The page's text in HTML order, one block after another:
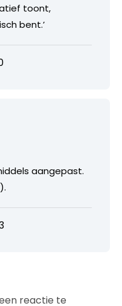
toont,
bent.’
aangepast.
reactie te